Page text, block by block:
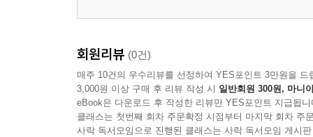
회원리뷰 (0건)
매주 10건의 우수리뷰를 선정하여 YES포인트 3만원을 드
3,000원 이상 구매 후 리뷰 작성 시 일반회원 300원, 마니
eBook은 다운로드 후 작성한 리뷰만 YES포인트 지급됩니
클래스는 첫번째 회차 주문확정 시점부터 마지막 회차 주
사락 독서모임으로 진행된 클래스는 사락 독서모임 게시